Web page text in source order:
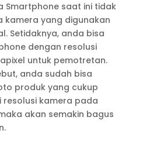
Smartphone saat ini tidak
kamera yang digunakan
Setidaknya, anda bisa
dengan resolusi
untuk pemotretan.
anda sudah bisa
produk yang cukup
resolusi kamera pada
akan semakin bagus